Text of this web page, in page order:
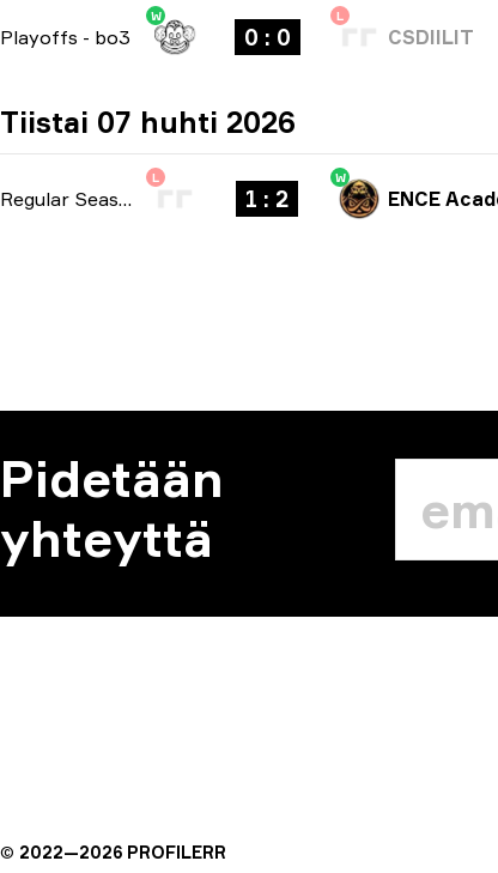
Playoffs - bo3
W
0 : 0
L
CSDIILIT
Tiistai 07 huhti 2026
Regular Season
L
1 : 2
W
ENCE
Pidetään
yhteyttä
© 2022—2026 PROFILERR